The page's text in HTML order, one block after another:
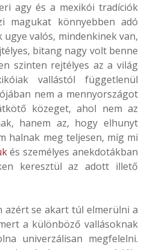
agy és a mexikói tradíciók
magukat könnyebben adó
valós, mindenkinek van,
bitang nagy volt benne
szinten rejtélyes az a világ
vallástól függetlenül
nem a mennyországot
közeget, ahol nem az
hanem az, hogy elhunyt
halnak meg teljesen, míg mi
és személyes anekdotákban
keresztül az adott illető
se akart túl elmerülni a
a különböző vallásoknak
univerzálisan megfelelni.